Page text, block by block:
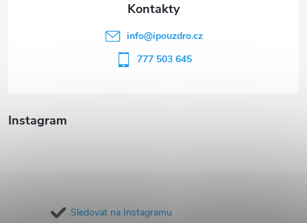
Instagram
Sledovat na Instagramu
info@ipouzdro.cz
777 503 645